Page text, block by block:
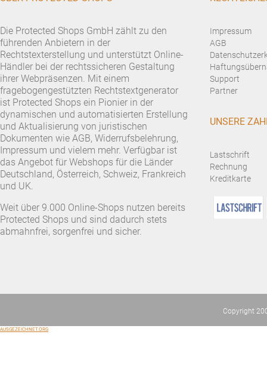
Die Protected Shops GmbH zählt zu den
führenden Anbietern in der
Rechtstexterstellung und unterstützt Online-
Händler bei der rechtssicheren Gestaltung
ihrer Webpräsenzen. Mit einem
fragebogengestützten Rechtstextgenerator
ist Protected Shops ein Pionier in der
dynamischen und automatisierten Erstellung
und Aktualisierung von juristischen
Dokumenten wie AGB, Widerrufsbelehrung,
Impressum und vielem mehr. Verfügbar ist
das Angebot für Webshops für die Länder
Deutschland, Österreich, Schweiz, Frankreich
und UK.
Weit über 9.000 Online-Shops nutzen bereits
Protected Shops und sind dadurch stets
abmahnfrei, sorgenfrei und sicher.
Impressum
AGB
Support
Partner
UNSERE
Lastschrift
Rechnung
Kreditkarte
Copyright
AUSGEZEICHNET.ORG